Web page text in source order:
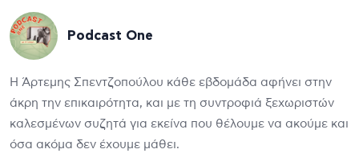
Podcast One
Η Άρτεμης Σπεντζοπούλου κάθε εβδομάδα αφήνει στην
άκρη την επικαιρότητα, και με τη συντροφιά ξεχωριστών
καλεσμένων συζητά για εκείνα που θέλουμε να ακούμε και
όσα ακόμα δεν έχουμε μάθει.